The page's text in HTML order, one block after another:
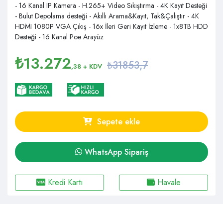
- 16 Kanal IP Kamera - H.265+ Video Sıkıştırma - 4K Kayıt Desteği
- Bulut Depolama desteği - Akıllı Arama&Kayıt, Tak&Çalıştır - 4K
HDMI 1080P VGA Çıkış - 16x İleri Geri Kayıt İzleme - 1x8TB HDD
Desteği - 16 Kanal Poe Arayüz
₺13.272,38 + KDV ₺31853,7
Sepete ekle
WhatsApp Sipariş
Kredi Kartı Havale